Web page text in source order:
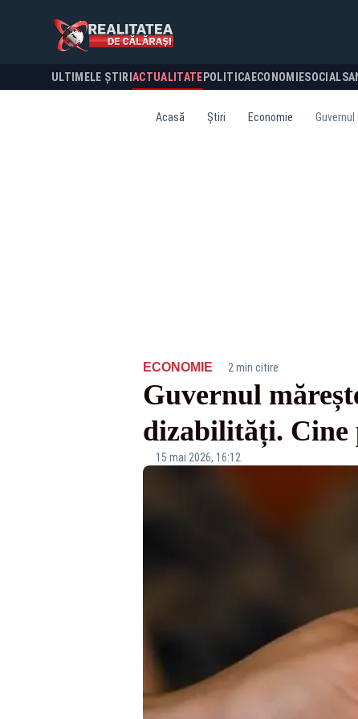
ULTIMELE ȘTIRI ACTUALITATE POLITICA ECONOMIESOCIAL
Acasă Știri Economie
ECONOMIE· 2 min citire
Guvernul
dizabilități. Cine
15 mai 2026, 16:12